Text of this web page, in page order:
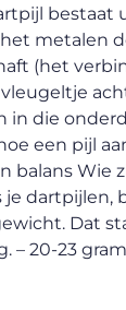
bestaat
metalen
(het
in die
een pijl
balans Wie
je dartpijlen,
Dat
– 20-23